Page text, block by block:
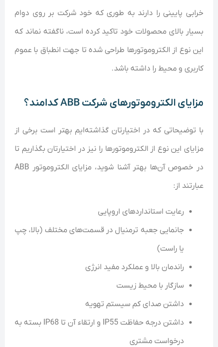
خرابی پایینی را دارند به طوری که خود شرکت بر روی دوام
بسیار بالای محصولات خود تاکید کرده است، ناگفته نماند که
این نوع از الکتروموتور‌ها طراحی شده تا جهت انطباق با عموم
کاربری و محیط را داشته باشد.
مزایای الکتروموتور‌های شرکت ABB کدامند؟
با توضیحاتی که در اختیارتان گذاشته‌ایم بهتر است برخی از
مزایای این نوع از الکتروموتور‌ها را نیز در اختیارتان بگذاریم تا
در خصوص آن‌ها بهتر آشنا شوید، مزایای الکتروموتور ABB
عبارتند از:
رعایت استاندار‌دهای اروپایی
جانمایی جعبه ترمنیال در قسمت‌های مختلف (بالا، چپ
یا راست)
راندمان بالا و عملکرد مفید انرژی
سازگار با محیط زیست
داشتن صدای کم سیستم تهویه
داشتن درجه حفاظت IP55 و ارتقاء آن تا IP68 بسته به
درخواست مشتری